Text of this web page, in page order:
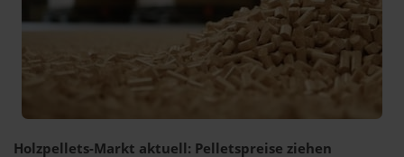
Holzpellets-Markt aktuell: Pelletspreise ziehen